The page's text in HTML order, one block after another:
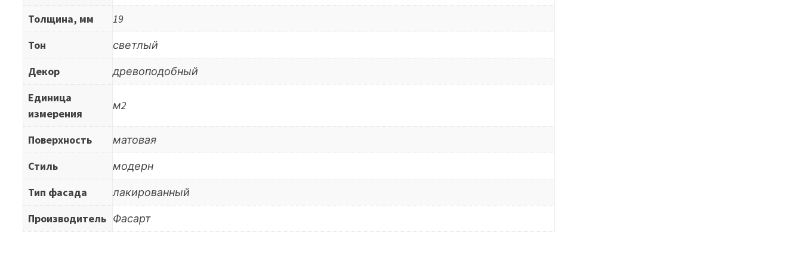
Толщина, мм
19
Тон
светлый
Декор
древоподобный
Единица
измерения
м2
Поверхность
матовая
Стиль
модерн
Тип фасада
лакированный
Производитель Фасарт